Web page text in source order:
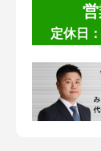
定休日